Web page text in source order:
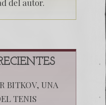
del autor.
BITKOV, UNA
TENIS